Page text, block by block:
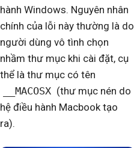
hành Windows. Nguyên nhân
chính của lỗi này thường là do
người dùng vô tình chọn
nhầm thư mục khi cài đặt, cụ
thể là thư mục có tên
__MACOSX (thư mục nén do
hệ điều hành Macbook tạo
ra).